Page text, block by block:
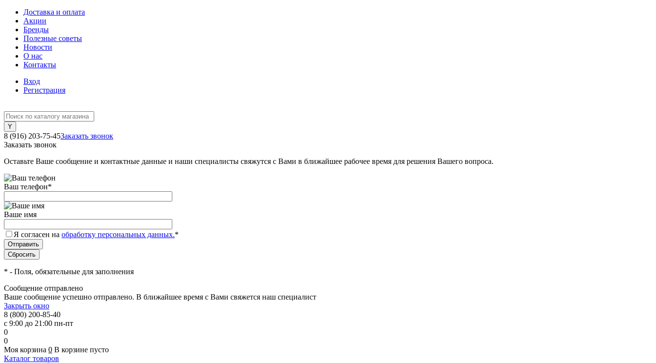
Доставка и оплата
Акции
Бренды
Полезные советы
Новости
О нас
Контакты
Вход
Регистрация
8 (916) 203-75-45Заказать звонок
Заказать звонок
Оставьте Ваше сообщение и контактные данные и наши специалисты свяжутся с Вами в ближайшее рабочее время для решения Вашего вопроса.
Ваш телефон*
Ваше имя
Я согласен на обработку персональных данных.*
* - Поля, обязательные для заполнения
Сообщение отправлено
Ваше сообщение успешно отправлено. В ближайшее время с Вами свяжется наш специалист
Закрыть окно
8 (800) 200-85-40
с 9:00 до 21:00 пн-пт
0
0
Моя корзина 0 В корзине пусто
Каталог товаров